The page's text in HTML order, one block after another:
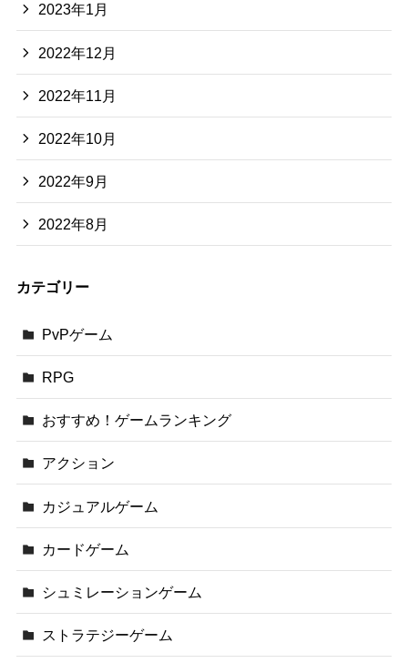
2023年1月
2022年12月
2022年11月
2022年10月
2022年9月
2022年8月
カテゴリー
PvPゲーム
RPG
おすすめ！ゲームランキング
アクション
カジュアルゲーム
カードゲーム
シュミレーションゲーム
ストラテジーゲーム